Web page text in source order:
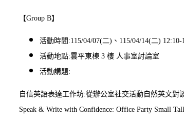
【Group B】
活動時間:115/04/07(二)、115/04/14(二) 12:10-
活動地點:雲平東棟 3 樓 人事室討論室
活動講題:
自信英語表達工作坊:從辦公室社交活動自然英文對
Speak & Write with Confidence: Office Party Small